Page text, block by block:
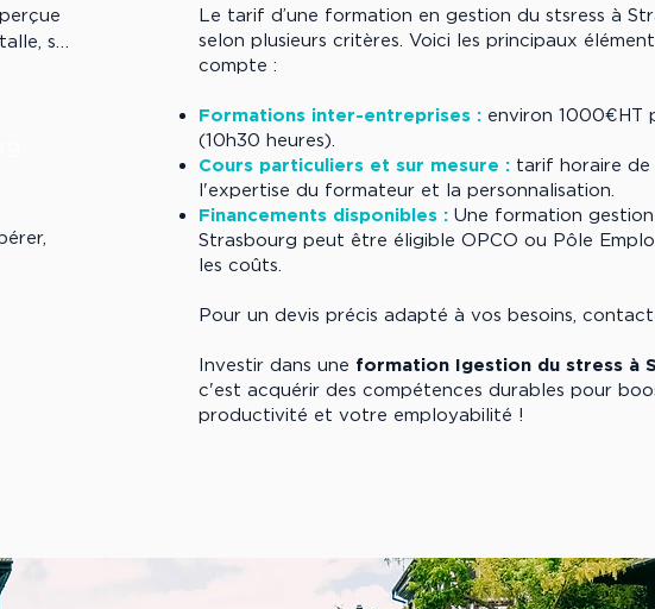
se
ce
Le tarif d’une formation en gestion du stsress à
selon plusieurs critères. Voici les principaux
compte :
Formations inter-entreprises : environ 1000€HT
(10h30 heures).
Cours particuliers et sur mesure : tarif horaire de
l'expertise du formateur et la personnalisation.
Financements disponibles : Une formation
Strasbourg peut être éligible OPCO ou Pôle
les coûts.
Pour un devis précis adapté à vos besoins,
Investir dans une formation Igestion du stress à
c'est acquérir des compétences durables pour
productivité et votre employabilité !